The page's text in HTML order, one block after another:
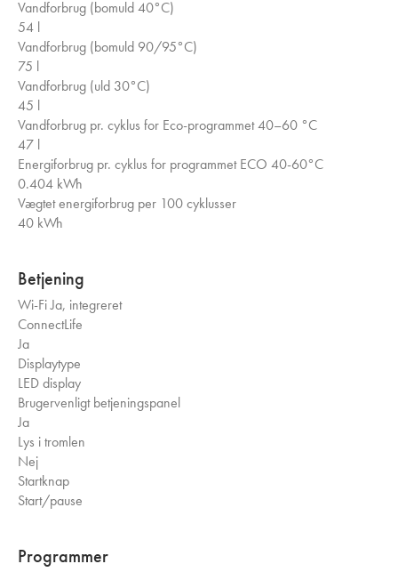
Vandforbrug (bomuld 40°C)
54 l
Vandforbrug (bomuld 90/95°C)
75 l
Vandforbrug (uld 30°C)
45 l
Vandforbrug pr. cyklus for Eco-programmet 40–60 °C
47 l
Energiforbrug pr. cyklus for programmet ECO 40-60°C
0.404 kWh
Vægtet energiforbrug per 100 cyklusser
40 kWh
Betjening
Wi-FiJa, integreret
ConnectLife
Ja
Displaytype
LED display
Brugervenligt betjeningspanel
Ja
Lys i tromlen
Nej
Startknap
Start/pause
Programmer